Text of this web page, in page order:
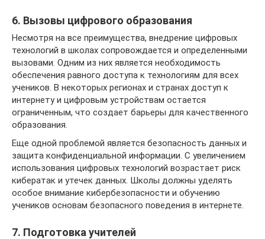
6. Вызовы цифрового образования
Несмотря на все преимущества, внедрение цифровых
технологий в школах сопровождается и определенными
вызовами. Одним из них является необходимость
обеспечения равного доступа к технологиям для всех
учеников. В некоторых регионах и странах доступ к
интернету и цифровым устройствам остается
ограниченным, что создает барьеры для качественного
образования.
Еще одной проблемой является безопасность данных и
защита конфиденциальной информации. С увеличением
использования цифровых технологий возрастает риск
кибератак и утечек данных. Школы должны уделять
особое внимание кибербезопасности и обучению
учеников основам безопасного поведения в интернете.
7. Подготовка учителей